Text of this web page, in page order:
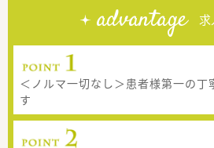
advantage 求
＜ノルマ一切なし＞患者様第一の丁
す